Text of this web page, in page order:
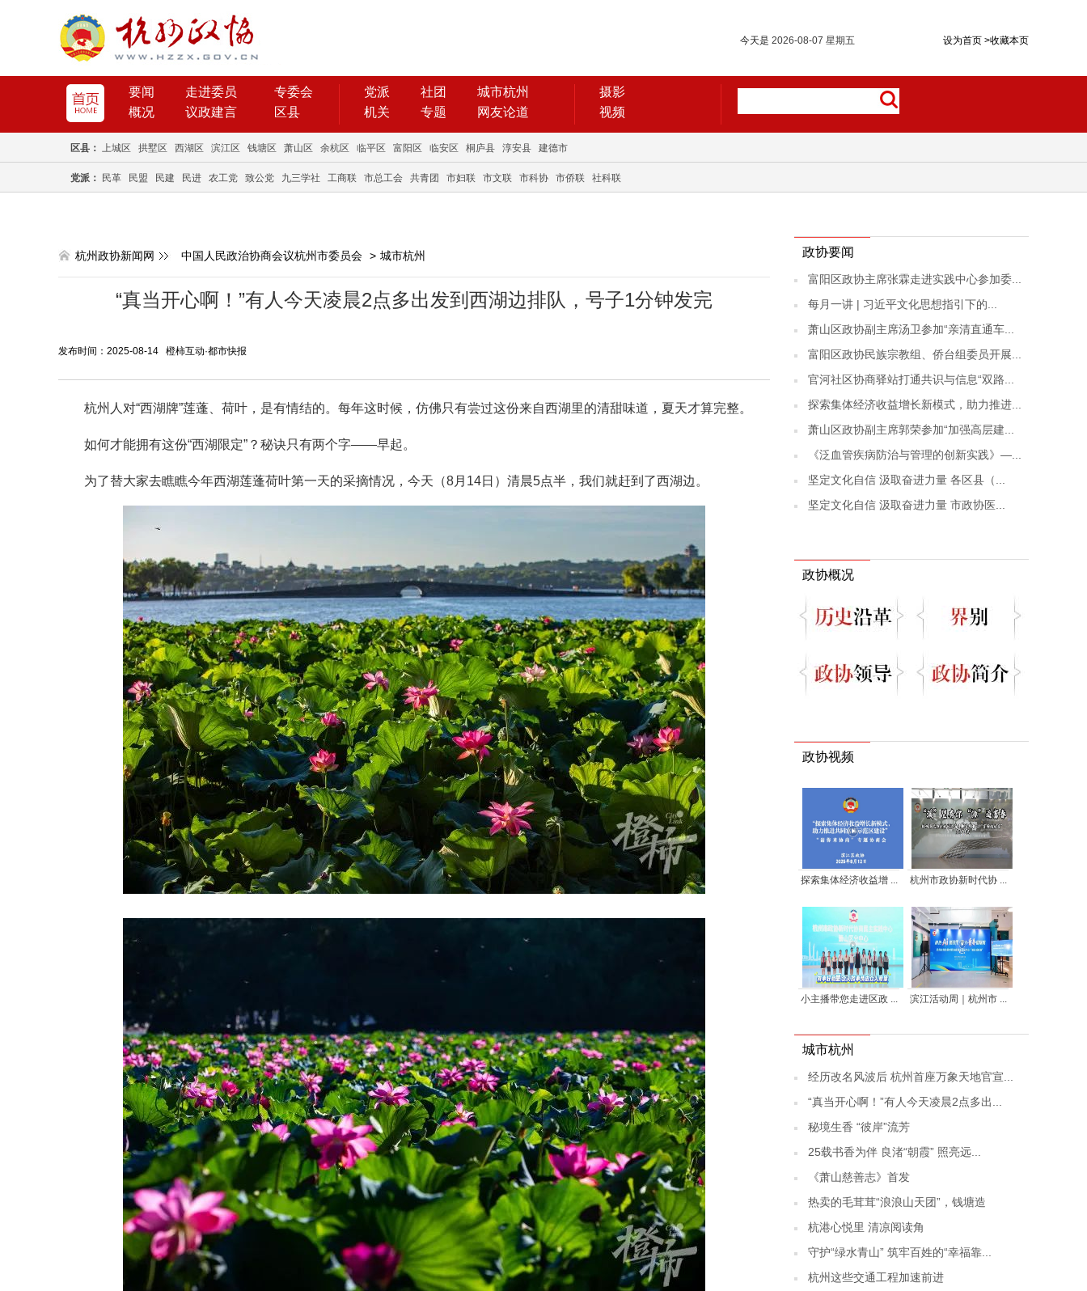
设为首页 >收藏本页
今天是 2026-08-07 星期五
要闻 走进委员
专委会
概况
议政建言 区县
党派 社团
城市杭州
机关
专题 网友论道
摄影
视频
区县： 上城区 拱墅区 西湖区 滨江区 钱塘区 萧山区 余杭区 临平区 富阳区 临安区 桐庐县 淳安县 建德市
党派： 民革 民盟 民建 民进 农工党 致公党 九三学社 工商联 市总工会 共青团 市妇联 市文联 市科协 市侨联 社科联
杭州政协新闻网 中国人民政治协商会议杭州市委员会 > 城市杭州
“真当开心啊！”有人今天凌晨2点多出发到西湖边排队，号子1分钟发完
发布时间：2025-08-14 橙柿互动·都市快报
杭州人对“西湖牌”莲蓬、荷叶，是有情结的。每年这时候，仿佛只有尝过这份来自西湖里的清甜味道，夏天才算完整。
如何才能拥有这份“西湖限定”？秘诀只有两个字——早起。
为了替大家去瞧瞧今年西湖莲蓬荷叶第一天的采摘情况，今天（8月14日）清晨5点半，我们就赶到了西湖边。
政协要闻
富阳区政协主席张霖走进实践中心参加委...
每月一讲 | 习近平文化思想指引下的...
萧山区政协副主席汤卫参加“亲清直通车...
富阳区政协民族宗教组、侨台组委员开展...
官河社区协商驿站打通共识与信息“双路...
探索集体经济收益增长新模式，助力推进...
萧山区政协副主席郭荣参加“加强高层建...
《泛血管疾病防治与管理的创新实践》—...
坚定文化自信 汲取奋进力量 各区县（...
坚定文化自信 汲取奋进力量 市政协医...
政协概况
政协视频
探索集体经济收益增 ... 杭州市政协新时代协 ...
小主播带您走进区政 ... 滨江活动周｜杭州市 ...
城市杭州
经历改名风波后 杭州首座万象天地官宣...
“真当开心啊！”有人今天凌晨2点多出...
秘境生香 “彼岸”流芳
25载书香为伴 良渚“朝霞” 照亮远...
《萧山慈善志》首发
热卖的毛茸茸“浪浪山天团”，钱塘造
杭港心悦里 清凉阅读角
守护“绿水青山” 筑牢百姓的“幸福靠...
杭州这些交通工程加速前进